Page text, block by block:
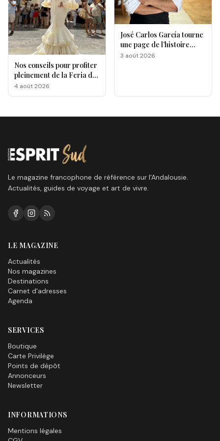
Nos conseils pour profiter
pleinement de la Feria de
Málaga 2026
4 août 2026
José Carlos García tourne
une page de l’histoire
gastronomique de Malaga
3 août 2026
Le magazine francophone de référence sur l'Andalousie.
Actualités, guides de voyage et art de vivre.
LE MAGAZINE
Actualités
Nos magazines
Destinations
Carnet d'adresses
Agenda
SERVICES
Boutique
Carte Privilège
Points de dépôt
Annonceurs
Newsletter
INFORMATIONS
Mentions légales